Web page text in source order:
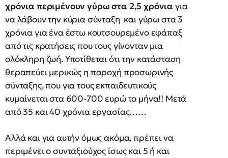
χρόνια περιμένουν γύρω στα 2,5 χρόνια για
να λάβουν την κύρια σύνταξη και γύρω στα 3
χρόνια για ένα έστω κουτσουρεμένο εφάπαξ
από τις κρατήσεις που τους γίνονταν μια
ολόκληρη ζωή. Υποτίθεται ότι την κατάσταση
θεραπεύει μερικώς η παροχή προσωρινής
σύνταξης, που για τους εκπαιδευτικούς
κυμαίνεται στα 600-700 ευρώ το μήνα!! Μετά
από 35 και 40 χρόνια εργασίας……
Αλλά και για αυτήν όμως ακόμα, πρέπει να
περιμένει ο συνταξιούχος ίσως και 5 ή και